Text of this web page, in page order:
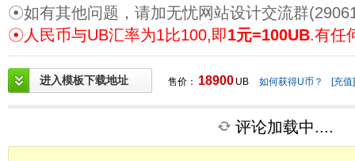
☉如有其他问题，请加无忧网站设计交流群
☉人民币与UB汇率为1比100,即1元=100UB.有任
进入模板下载地址 售价： 18900 UB 如何获得U币？ [充值]
评论加载中....